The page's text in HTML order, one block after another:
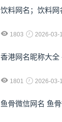
饮料网名；饮料网
1803 2026-03-
香港网名昵称大全
1801 2026-03-
鱼骨微信网名 鱼